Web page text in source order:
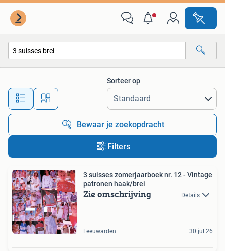
Alle afstanden…
Sorteer op
Bewaar je zoekopdracht
Filters
3 suisses zomerjaarboek nr. 12 - Vintage
patronen haak/brei
Zie omschrijving Details
Leeuwarden 30 jul 26